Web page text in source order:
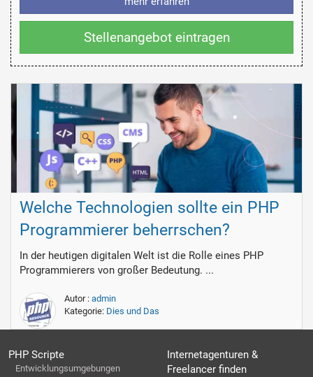
Stellenangebot eintragen
Welche Technologien sollte ein PHP
Programmierer beherrschen?
In der heutigen digitalen Welt ist die Rolle eines PHP
Programmierers von großer Bedeutung. ...
Autor : admin
Kategorie: Dies und Das
PHP Scripte
Entwicklungsumgebungen
Internetagenturen &
Freelancer finden